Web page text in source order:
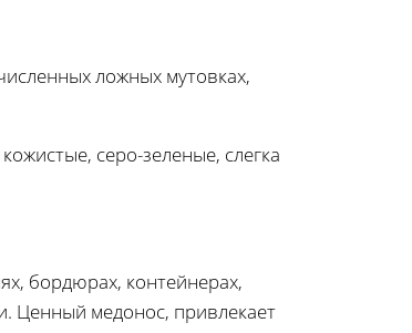
ложных мутовках,
серо-зеленые, слегка
бордюрах, контейнерах,
Ценный медонос, привлекает